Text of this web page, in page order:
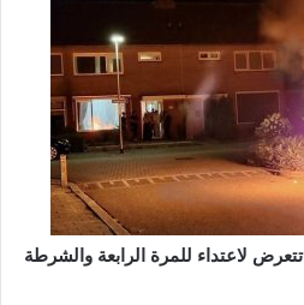
لاعتداء للمرة الرابعة والشرطة